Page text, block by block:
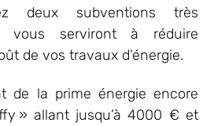
deux subventions très
vous serviront à réduire
de vos travaux d’énergie.
de la prime énergie encore
» allant jusqu’à 4000 € et